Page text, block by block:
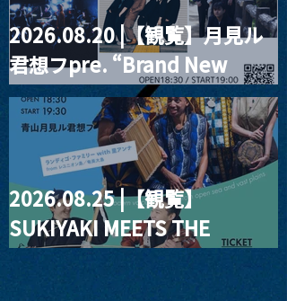
2026.08.20 |【観覧】月見ル
君想フpre. “Brand New
Moon #3”
2026.08.25 |【観覧】
SUKIYAKI MEETS THE
WORLD presentsLINDIGO